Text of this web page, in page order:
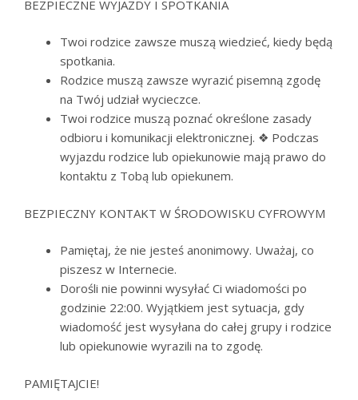
BEZPIECZNE WYJAZDY I SPOTKANIA
Twoi rodzice zawsze muszą wiedzieć, kiedy będą
spotkania.
Rodzice muszą zawsze wyrazić pisemną zgodę
na Twój udział wycieczce.
Twoi rodzice muszą poznać określone zasady
odbioru i komunikacji elektronicznej. ❖ Podczas
wyjazdu rodzice lub opiekunowie mają prawo do
kontaktu z Tobą lub opiekunem.
BEZPIECZNY KONTAKT W ŚRODOWISKU CYFROWYM
Pamiętaj, że nie jesteś anonimowy. Uważaj, co
piszesz w Internecie.
Dorośli nie powinni wysyłać Ci wiadomości po
godzinie 22:00. Wyjątkiem jest sytuacja, gdy
wiadomość jest wysyłana do całej grupy i rodzice
lub opiekunowie wyrazili na to zgodę.
PAMIĘTAJCIE!